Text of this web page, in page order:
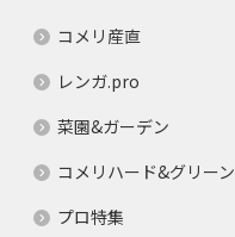
コメリ産直
レンガ.pro
菜園&ガーデン
コメリハード&グリーン
プロ特集